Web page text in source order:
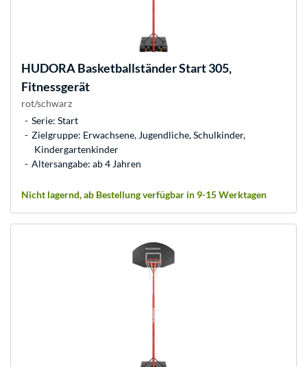
HUDORABasketballständer Start 305,
Fitnessgerät
rot/schwarz
Serie: Start
Zielgruppe: Erwachsene, Jugendliche, Schulkinder,
Kindergartenkinder
Altersangabe: ab 4 Jahren
Nicht lagernd, ab Bestellung verfügbar in 9-15 Werktagen